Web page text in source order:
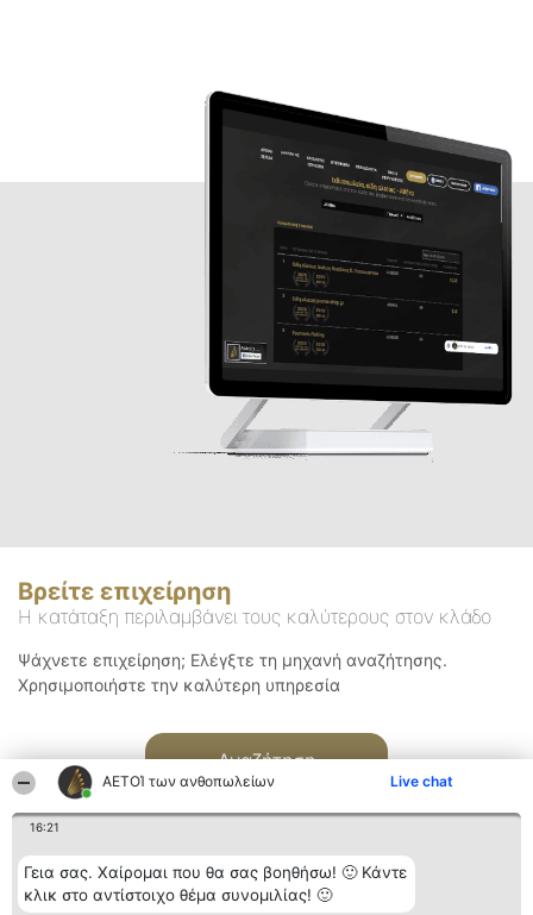
ΑΕΤΟΊ των ανθοπωλείων Live chat
16:21
Γεια σας. Χαίρομαι που θα σας βοηθήσω! 🙂 Κάντε
κλικ στο αντίστοιχο θέμα συνομιλίας! 🙂
Βρείτε επιχείρηση
Η κατάταξη περιλαμβάνει τους καλύτερους στον κλάδο
Ψάχνετε επιχείρηση; Ελέγξτε τη μηχανή αναζήτησης.
Χρησιμοποιήστε την καλύτερη υπηρεσία
Αναζήτηση